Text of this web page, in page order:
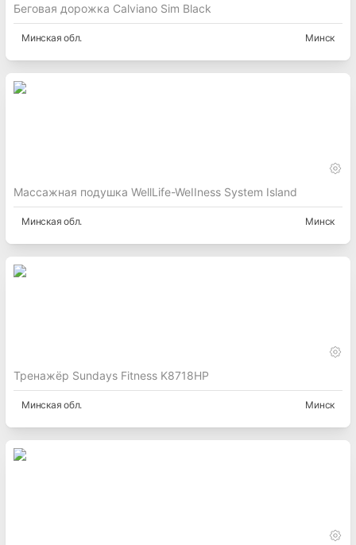
Беговая дорожка Calviano Sim Black
Минская обл. Минск
Массажная подушка WellLife-WeIIness System Island
Минская обл. Минск
Тренажёр Sundays Fitness K8718HP
Минская обл. Минск